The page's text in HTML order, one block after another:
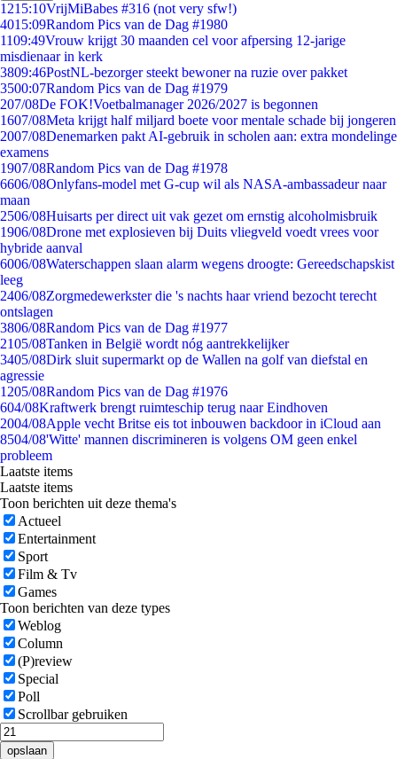
1215:10VrijMiBabes #316 (not very sfw!)
4015:09Random Pics van de Dag #1980
1109:49Vrouw krijgt 30 maanden cel voor afpersing 12-jarige
misdienaar in kerk
3809:46PostNL-bezorger steekt bewoner na ruzie over pakket
3500:07Random Pics van de Dag #1979
207/08De FOK!Voetbalmanager 2026/2027 is begonnen
1607/08Meta krijgt half miljard boete voor mentale schade bij jongeren
2007/08Denemarken pakt AI-gebruik in scholen aan: extra mondelinge
examens
1907/08Random Pics van de Dag #1978
6606/08Onlyfans-model met G-cup wil als NASA-ambassadeur naar
maan
2506/08Huisarts per direct uit vak gezet om ernstig alcoholmisbruik
1906/08Drone met explosieven bij Duits vliegveld voedt vrees voor
hybride aanval
6006/08Waterschappen slaan alarm wegens droogte: Gereedschapskist
leeg
2406/08Zorgmedewerkster die 's nachts haar vriend bezocht terecht
ontslagen
3806/08Random Pics van de Dag #1977
2105/08Tanken in België wordt nóg aantrekkelijker
3405/08Dirk sluit supermarkt op de Wallen na golf van diefstal en
agressie
1205/08Random Pics van de Dag #1976
604/08Kraftwerk brengt ruimteschip terug naar Eindhoven
2004/08Apple vecht Britse eis tot inbouwen backdoor in iCloud aan
8504/08'Witte' mannen discrimineren is volgens OM geen enkel
probleem
Laatste items
Laatste items
Toon berichten uit deze thema's
Actueel
Entertainment
Sport
Film & Tv
Games
Toon berichten van deze types
Weblog
Column
(P)review
Special
Poll
Scrollbar gebruiken
opslaan